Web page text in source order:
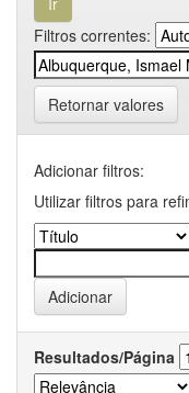
Filtros correntes:
Retornar valores
Adicionar filtros:
Utilizar filtros para
Resultados/Página